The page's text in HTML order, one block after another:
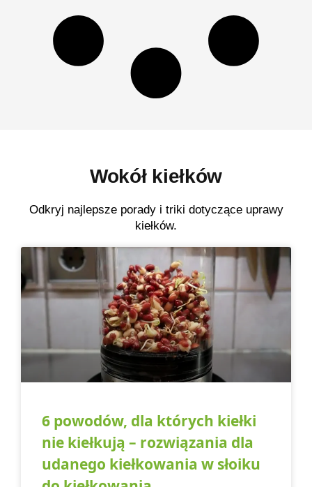
Wokół kiełków
Odkryj najlepsze porady i triki dotyczące uprawy
kiełków.
6 powodów, dla których kiełki
nie kiełkują – rozwiązania dla
udanego kiełkowania w słoiku